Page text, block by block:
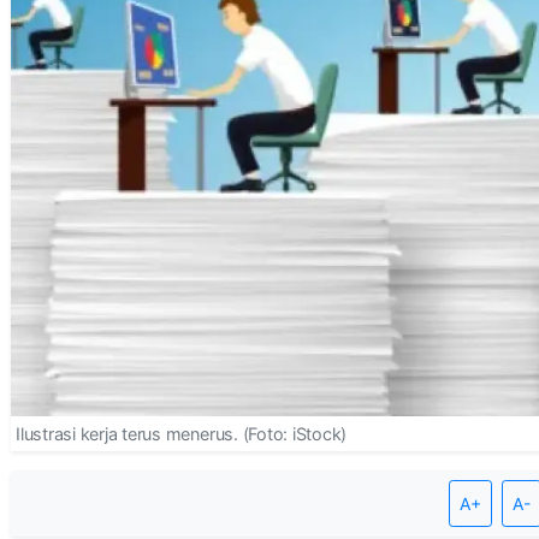
Ilustrasi kerja terus menerus. (Foto: iStock)
A+ A-